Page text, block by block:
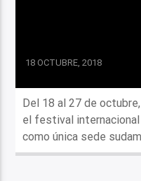
18 OCTUBRE, 2018
Del 18 al 27 de
el festival
como única sede